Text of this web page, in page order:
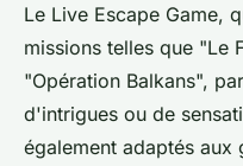
Le Live Escape Game,
missions telles que "Le
"Opération Balkans",
d'intrigues ou de
également adaptés